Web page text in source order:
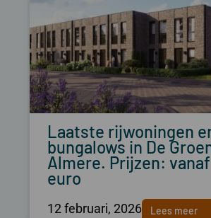
Laatste rijwoningen
bungalows in De
Almere. Prijzen:
euro
12 februari, 2026 Lees meer